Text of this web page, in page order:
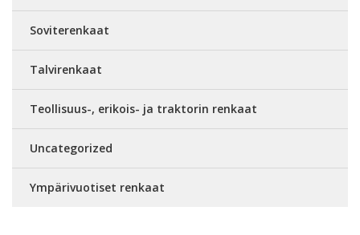
Soviterenkaat
Talvirenkaat
Teollisuus-, erikois- ja traktorin renkaat
Uncategorized
Ympärivuotiset renkaat